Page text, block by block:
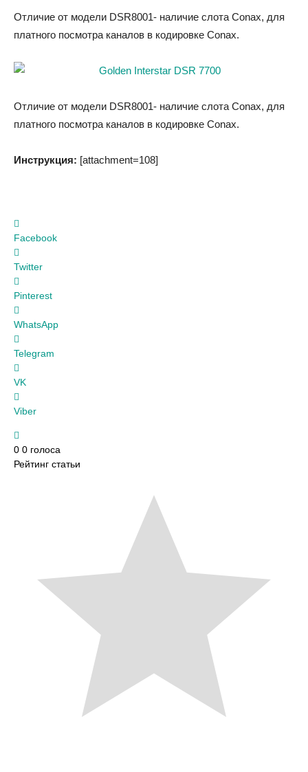
Отличие от модели DSR8001- наличие слота Conax, для
платного посмотра каналов в кодировке Conax.
Отличие от модели DSR8001- наличие слота Conax, для
платного посмотра каналов в кодировке Conax.
Инструкция: [attachment=108]
Facebook
Twitter
Pinterest
WhatsApp
Telegram
VK
Viber
0 0 голоса
Рейтинг статьи